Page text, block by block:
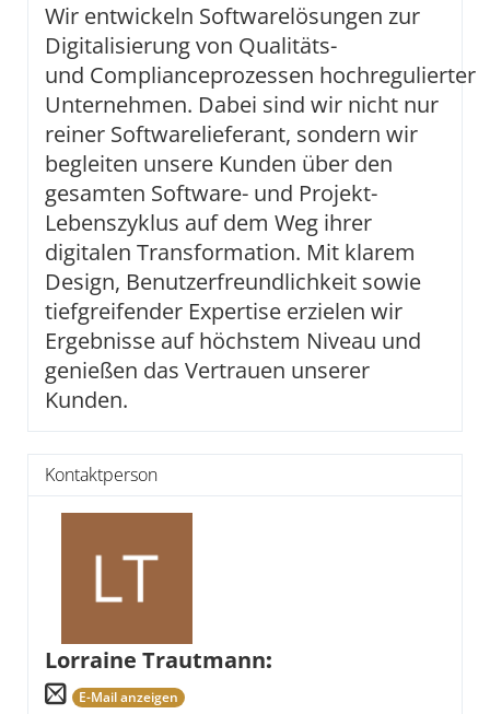
Wir entwickeln Softwarelösungen zur
Digitalisierung von Qualitäts-
und Complianceprozessen hochregulierter
Unternehmen. Dabei sind wir nicht nur
reiner Softwarelieferant, sondern wir
begleiten unsere Kunden über den
gesamten Software- und Projekt-
Lebenszyklus auf dem Weg ihrer
digitalen Transformation. Mit klarem
Design, Benutzerfreundlichkeit sowie
tiefgreifender Expertise erzielen wir
Ergebnisse auf höchstem Niveau und
genießen das Vertrauen unserer
Kunden.
Kontaktperson
Lorraine Trautmann:
E-Mail anzeigen